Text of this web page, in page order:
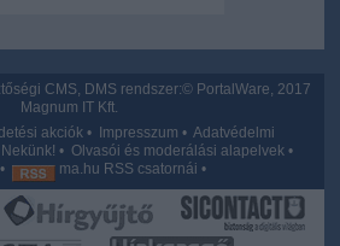
CMS, DMS rendszer:© PortalWare, 2017
Magnum IT Kft.
akciók • Impresszum •Adatvédelmi
•Olvasói és moderálási alapelvek •
• ma.hu RSS csatornái •